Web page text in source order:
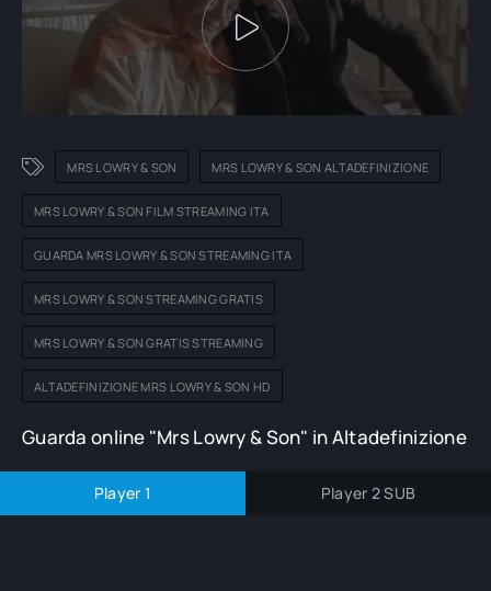
MRS LOWRY & SON MRS LOWRY & SON ALTADEFINIZIONE
MRS LOWRY & SON FILM STREAMING ITA
GUARDA MRS LOWRY & SON STREAMING ITA
MRS LOWRY & SON STREAMING GRATIS
MRS LOWRY & SON GRATIS STREAMING
ALTADEFINIZIONE MRS LOWRY & SON HD
Guarda online "Mrs Lowry & Son" in Altadefinizione
Player 1 Player 2 SUB